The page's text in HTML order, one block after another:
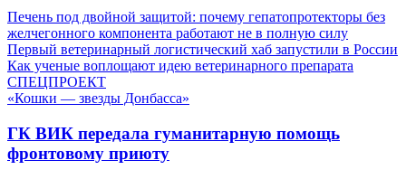
Печень под двойной защитой: почему гепатопротекторы без
желчегонного компонента работают не в полную силу
Первый ветеринарный логистический хаб запустили в России
Как ученые воплощают идею ветеринарного препарата
СПЕЦПРОЕКТ
«Кошки — звезды Донбасса»
ГК ВИК передала гуманитарную помощь
фронтовому приюту